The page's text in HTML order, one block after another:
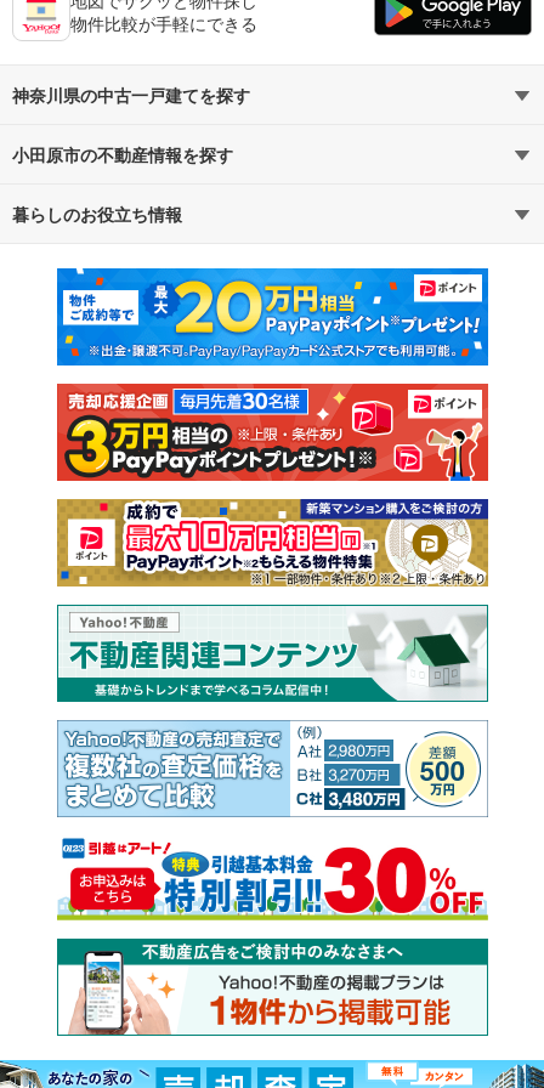
物件比較が手軽にできる
神奈川県の中古一戸建てを探す
路線・駅から探す
通勤・通学時間から探す
小田原市の不動産情報を探す
不動産・住宅
新築マンション 中古マンション
新築一戸建て 中古一戸建て
注文住宅 土地
売却査定
暮らしのお役立ち情報
マンションカタログ 教えて！住まいの先生